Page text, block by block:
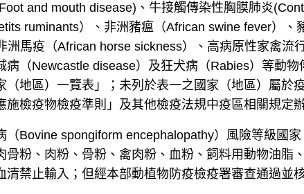
and mouth disease) 、牛接觸傳染性胸膜肺炎
ruminants）、非洲豬瘟（African swine fever）、
洲馬疫（African horse sickness）、高病原性家禽流
病（Newcastle disease）及狂犬病（Rabies）等動物
（地區）一覽表」；未列於表一之國家（地區）屬於
施檢疫物檢疫準則」及其他檢疫法規中疫區相關規定
（Bovine spongiform encephalopathy）風險等級國
骨粉、肉粉、骨粉、禽肉粉、血粉、飼料用動物油
清禁止輸入；但經本部動植物防疫檢疫署審查通過並